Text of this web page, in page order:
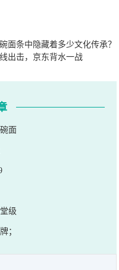
面条中隐藏着多少文化传承？
出击，京东背水一战
面
级
；